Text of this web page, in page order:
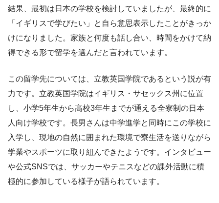
結果、最初は日本の学校を検討していましたが、最終的に
「イギリスで学びたい」と自ら意思表示したことがきっか
けになりました。家族と何度も話し合い、時間をかけて納
得できる形で留学を選んだと言われています。
この留学先については、立教英国学院であるという説が有
力です。立教英国学院はイギリス・サセックス州に位置
し、小学5年生から高校3年生までが通える全寮制の日本
人向け学校です。長男さんは中学進学と同時にこの学校に
入学し、現地の自然に囲まれた環境で寮生活を送りながら
学業やスポーツに取り組んできたようです。インタビュー
や公式SNSでは、サッカーやテニスなどの課外活動に積
極的に参加している様子が語られています。